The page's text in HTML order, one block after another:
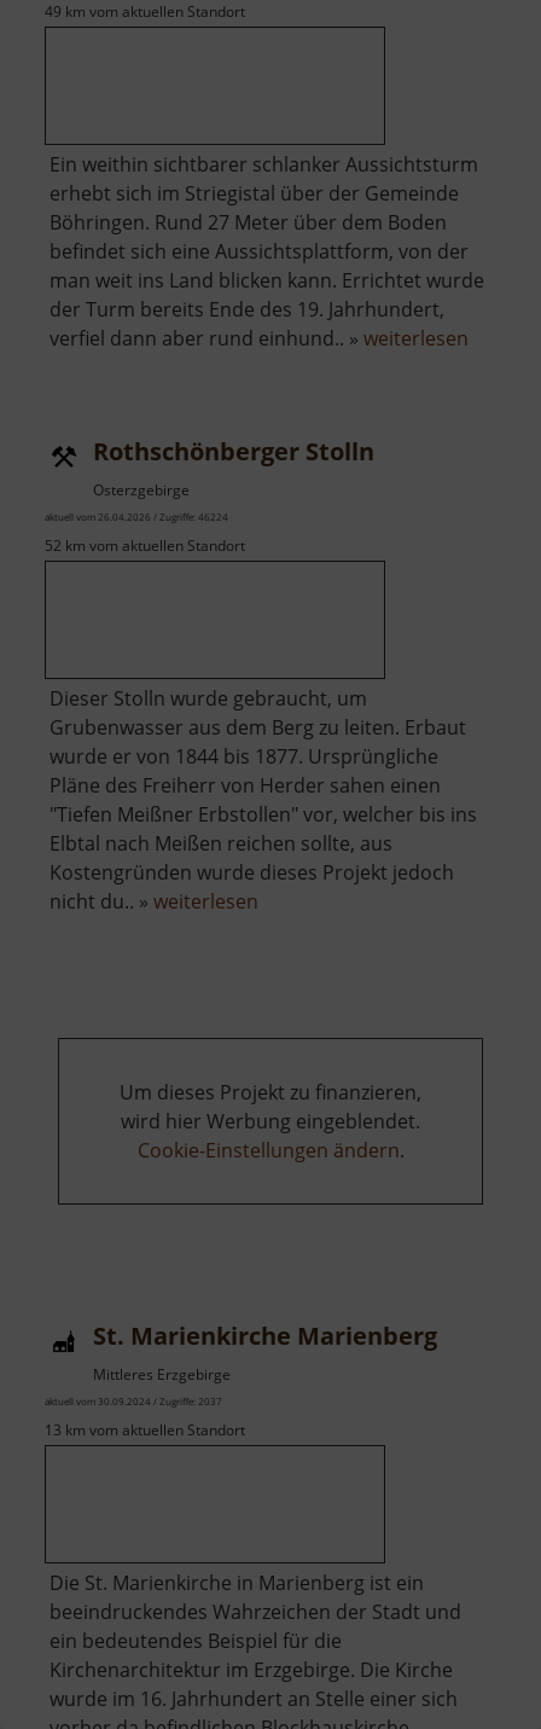
49 km vom aktuellen Standort
Ein weithin sichtbarer schlanker Aussichtsturm
erhebt sich im Striegistal über der Gemeinde
Böhringen. Rund 27 Meter über dem Boden
befindet sich eine Aussichtsplattform, von der
man weit ins Land blicken kann. Errichtet wurde
der Turm bereits Ende des 19. Jahrhundert,
verfiel dann aber rund einhund.. » weiterlesen
Rothschönberger Stolln
Osterzgebirge
aktuell vom 26.04.2026 / Zugriffe: 46224
52 km vom aktuellen Standort
Dieser Stolln wurde gebraucht, um
Grubenwasser aus dem Berg zu leiten. Erbaut
wurde er von 1844 bis 1877. Ursprüngliche
Pläne des Freiherr von Herder sahen einen
"Tiefen Meißner Erbstollen" vor, welcher bis ins
Elbtal nach Meißen reichen sollte, aus
Kostengründen wurde dieses Projekt jedoch
nicht du.. » weiterlesen
Um dieses Projekt zu finanzieren,
wird hier Werbung eingeblendet.
Cookie-Einstellungen ändern.
St. Marienkirche Marienberg
Mittleres Erzgebirge
aktuell vom 30.09.2024 / Zugriffe: 2037
13 km vom aktuellen Standort
Die St. Marienkirche in Marienberg ist ein
beeindruckendes Wahrzeichen der Stadt und
ein bedeutendes Beispiel für die
Kirchenarchitektur im Erzgebirge. Die Kirche
wurde im 16. Jahrhundert an Stelle einer sich